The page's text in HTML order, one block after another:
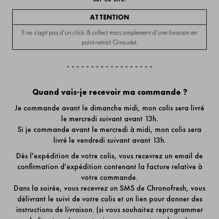
ATTENTION
Il ne s'agit pas d'un click & collect mais simplement d'une livraison en
point-retrait Giraudet.
- - - - - - - - - - - - - - - - - -
Quand vais-je recevoir ma commande ?
Je commande avant le dimanche midi, mon colis sera livré
le mercredi suivant avant 13h.
Si je commande avant le mercredi à midi, mon colis sera
livré le vendredi suivant avant 13h.
Dès l'expédition de votre colis, vous recevrez un email de
confirmation d'expédition contenant la facture relative à
votre commande.
Dans la soirée, vous recevrez un SMS de Chronofresh, vous
délivrant le suivi de votre colis et un lien pour donner des
instructions de livraison. (si vous souhaitez reprogrammer